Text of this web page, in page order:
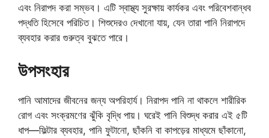
এবং নিরাপদ করা সম্ভব। এটি স্বাস্থ্য সুরক্ষায় কার্যকর এবং পরিবেশবান্ধব
পদ্ধতি হিসেবে পরিচিত। শিশুদেরও দেখানো যায়, যেন তারা পানি নিরাপদে
ব্যবহার করার গুরুত্ব বুঝতে পারে।
উপসংহার
পানি আমাদের জীবনের জন্য অপরিহার্য। নিরাপদ পানি না থাকলে শারীরিক
রোগ এবং সংক্রমণের ঝুঁকি বৃদ্ধি পায়। ঘরেই পানি বিশুদ্ধ করার এই ৫টি
ধাপ—ফিল্টার ব্যবহার, পানি ফুটানো, ছাঁকনি বা কাপড়ের মাধ্যমে ছাঁকানো,